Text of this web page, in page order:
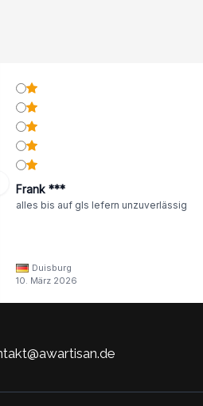
Frank ***
alles bis auf gls lefern unzuverlässig
Duisburg
10. März 2026